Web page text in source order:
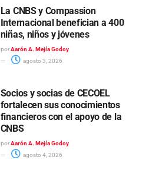
La CNBS y Compassion
Internacional benefician a 400
niñas, niños y jóvenes
por Aarón A. Mejía Godoy
agosto 3, 2026
Socios y socias de CECOEL
fortalecen sus conocimientos
financieros con el apoyo de la
CNBS
por Aarón A. Mejía Godoy
agosto 4, 2026